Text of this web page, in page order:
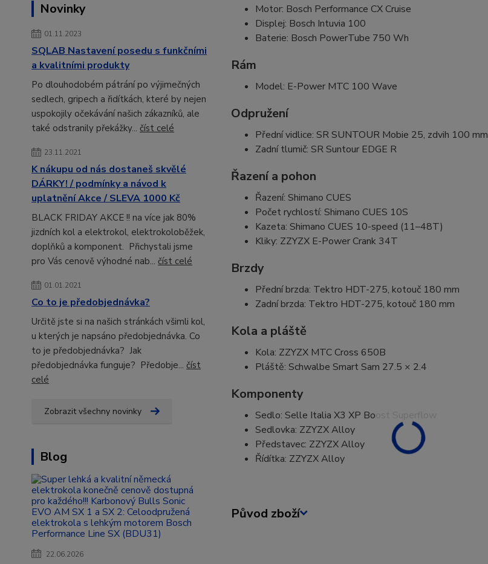
Novinky
01.11.2023
SQLAB Nastavení posedu s funkčními
a kvalitními produkty
Po dlouhodobém pátrání po výjimečných
sedlech, gripech a řidítkách, které by nejen
uspokojily očekávání našich zákazníků, ale
také odstranily překážky... číst celé
23.11.2021
K nákupu od nás dostaneš skvělé
DÁRKY! / podmínky a návod k
uplatnění Akce / SLEVA 1000 Kč
BLACK FRIDAY AKCE !! na více jak 80%
jizdních kol a elektrokol, elektrokoloběžek,
doplňků a komponent. Přichystali jsme
pro Vás cenově výhodné nab... číst celé
01.01.2021
Co to je předobjednávka?
Určitě jste si na našich stránkách všimli kol,
u kterých je napsáno předobjednávka. Co
to je předobjednávka? Jak
předobjednávka funguje? Předobje... číst
celé
Zobrazit všechny novinky
Blog
22.06.2026
Motor: Bosch Performance CX Cruise
Displej: Bosch Intuvia 100
Baterie: Bosch PowerTube 750 Wh
Rám
Model: E-Power MTC 100 Wave
Odpružení
Přední vidlice: SR SUNTOUR Mobie 25, zdvih 100 mm
Zadní tlumič: SR Suntour EDGE R
Řazení a pohon
Řazení: Shimano CUES
Počet rychlostí: Shimano CUES 10S
Kazeta: Shimano CUES 10-speed (11–48T)
Kliky: ZZYZX E-Power Crank 34T
Brzdy
Přední brzda: Tektro HDT-275, kotouč 180 mm
Zadní brzda: Tektro HDT-275, kotouč 180 mm
Kola a pláště
Kola: ZZYZX MTC Cross 650B
Pláště: Schwalbe Smart Sam 27.5 × 2.4
Komponenty
Sedlo: Selle Italia X3 XP Boost Superflow
Sedlovka: ZZYZX Alloy
Představec: ZZYZX Alloy
Řídítka: ZZYZX Alloy
Původ zboží